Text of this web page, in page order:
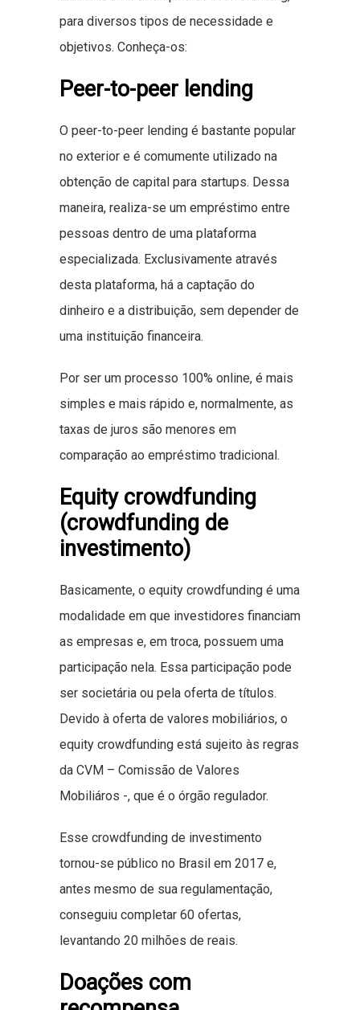
para diversos tipos de necessidade e
objetivos. Conheça-os:
Peer-to-peer lending
O peer-to-peer lending é bastante popular
no exterior e é comumente utilizado na
obtenção de capital para startups. Dessa
maneira, realiza-se um empréstimo entre
pessoas dentro de uma plataforma
especializada. Exclusivamente através
desta plataforma, há a captação do
dinheiro e a distribuição, sem depender de
uma instituição financeira.
Por ser um processo 100% online, é mais
simples e mais rápido e, normalmente, as
taxas de juros são menores em
comparação ao empréstimo tradicional.
Equity crowdfunding
(crowdfunding de
investimento)
Basicamente, o equity crowdfunding é uma
modalidade em que investidores financiam
as empresas e, em troca, possuem uma
participação nela. Essa participação pode
ser societária ou pela oferta de títulos.
Devido à oferta de valores mobiliários, o
equity crowdfunding está sujeito às regras
da CVM – Comissão de Valores
Mobiliáros -, que é o órgão regulador.
Esse crowdfunding de investimento
tornou-se público no Brasil em 2017 e,
antes mesmo de sua regulamentação,
conseguiu completar 60 ofertas,
levantando 20 milhões de reais.
Doações com